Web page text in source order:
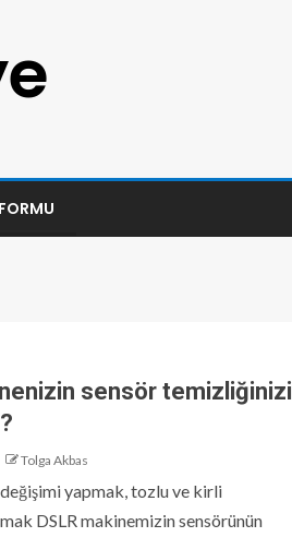
sensör temizliğinizi
Tolga Akbas
yapmak, tozlu ve kirli
DSLR makinemizin sensörünün